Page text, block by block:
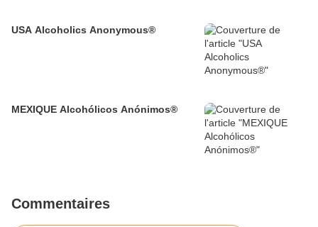
USA Alcoholics Anonymous®
MEXIQUE Alcohólicos Anónimos®
Commentaires